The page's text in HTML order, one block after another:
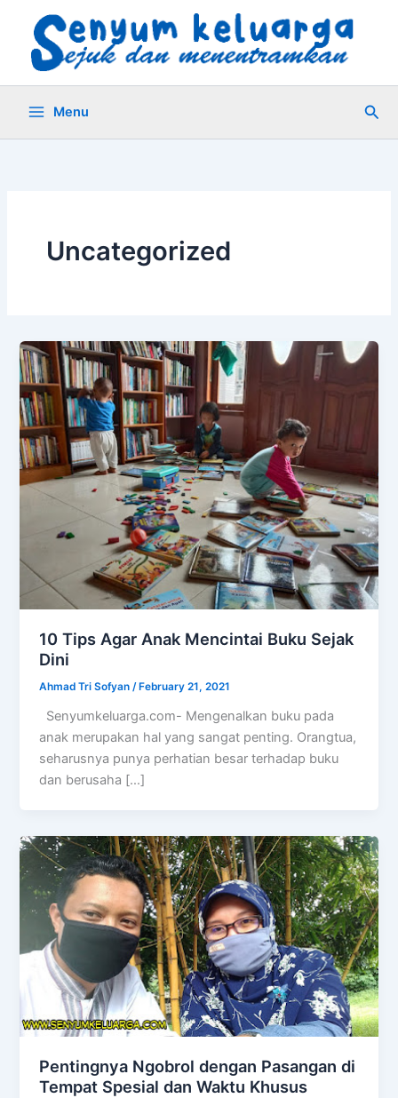
content
Menu
Uncategorized
10 Tips Agar Anak Mencintai Buku Sejak
Dini
Ahmad Tri Sofyan/February 21, 2021
Senyumkeluarga.com- Mengenalkan buku pada
anak merupakan hal yang sangat penting. Orangtua,
seharusnya punya perhatian besar terhadap buku
dan berusaha […]
Pentingnya Ngobrol dengan Pasangan di
Tempat Spesial dan Waktu Khusus